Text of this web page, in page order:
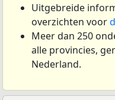
Uitgebreide
overzichten voor
Meer dan 250
alle provincies,
Nederland.